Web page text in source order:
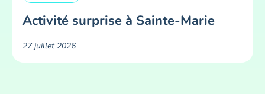
Activité surprise à Sainte-Marie
27 juillet 2026